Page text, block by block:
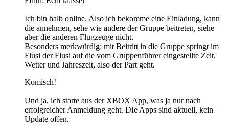
Ich bin halb online. Also ich bekomme eine Einladung, kann
die annehmen, sehe wie andere der Gruppe beitreten, siehe
aber die anderen Flugzeuge nicht.
Besonders merkwürdig: mit Beitritt in die Gruppe springt im
Flusi der Flusi auf die vom Gruppenführer eingestellte Zeit,
Wetter und Jahreszeit, also der Part geht.
Komisch!
Und ja, ich starte aus der XBOX App, was ja nur nach
erfolgreicher Anmeldung geht. DIe Apps sind aktuell, kein
Update offen.